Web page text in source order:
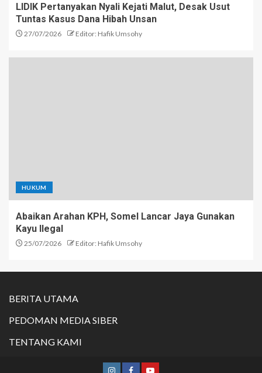
LIDIK Pertanyakan Nyali Kejati Malut, Desak Usut
Tuntas Kasus Dana Hibah Unsan
27/07/2026 Editor: Hafik Umsohy
HUKUM
Abaikan Arahan KPH, Somel Lancar Jaya Gunakan
Kayu Ilegal
25/07/2026 Editor: Hafik Umsohy
BERITA UTAMA
PEDOMAN MEDIA SIBER
TENTANG KAMI